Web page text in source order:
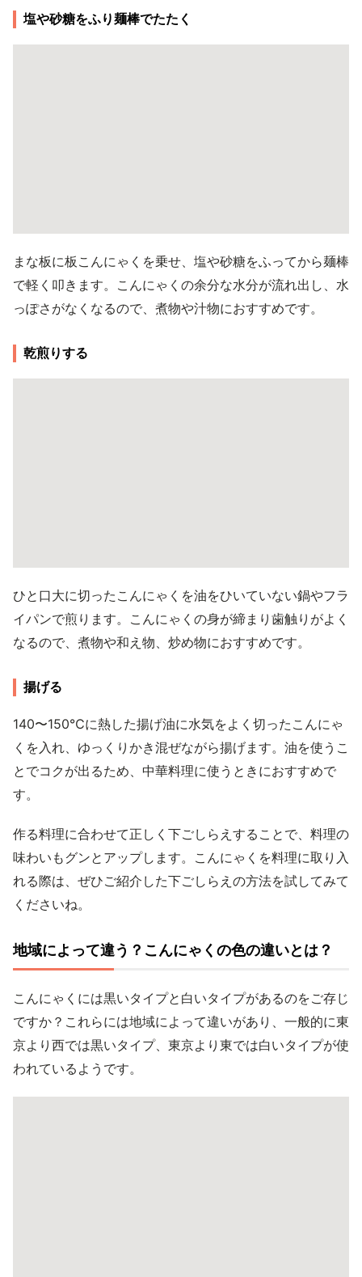
塩や砂糖をふり麺棒でたたく
まな板に板こんにゃくを乗せ、塩や砂糖をふってから麺棒
で軽く叩きます。こんにゃくの余分な水分が流れ出し、水
っぽさがなくなるので、煮物や汁物におすすめです。
乾煎りする
ひと口大に切ったこんにゃくを油をひいていない鍋やフラ
イパンで煎ります。こんにゃくの身が締まり歯触りがよく
なるので、煮物や和え物、炒め物におすすめです。
揚げる
140〜150℃に熱した揚げ油に水気をよく切ったこんにゃ
くを入れ、ゆっくりかき混ぜながら揚げます。油を使うこ
とでコクが出るため、中華料理に使うときにおすすめで
す。
作る料理に合わせて正しく下ごしらえすることで、料理の
味わいもグンとアップします。こんにゃくを料理に取り入
れる際は、ぜひご紹介した下ごしらえの方法を試してみて
くださいね。
地域によって違う？こんにゃくの色の違いとは？
こんにゃくには黒いタイプと白いタイプがあるのをご存じ
ですか？これらには地域によって違いがあり、一般的に東
京より西では黒いタイプ、東京より東では白いタイプが使
われているようです。